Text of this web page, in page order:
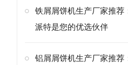
铁屑屑饼机生产厂家推荐
派特是您的优选伙伴
铝屑屑饼机生产厂家推荐